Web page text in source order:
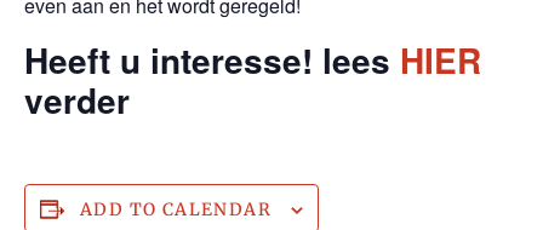
Heeft u interesse! lees HIER
verder
ADD TO CALENDAR